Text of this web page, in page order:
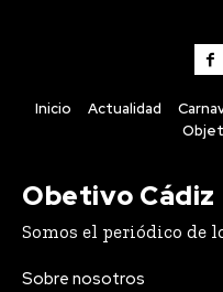
Inicio Actualidad
Obetivo Cádiz
Somos el periódico de
Sobre nosotros